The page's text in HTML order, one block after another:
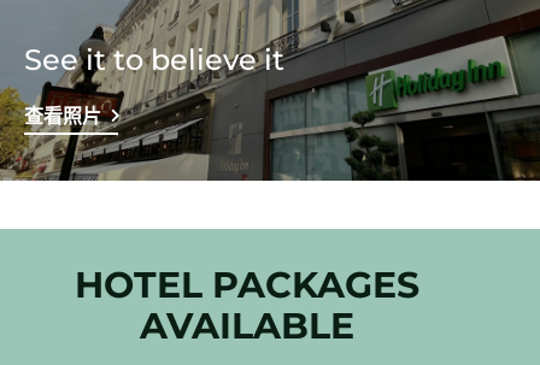
See it to believe it
查看照片
HOTEL PACKAGES
AVAILABLE